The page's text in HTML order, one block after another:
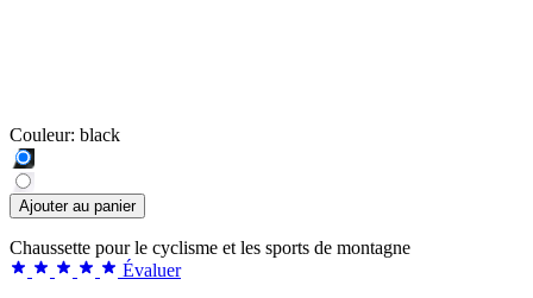
Couleur: black
Ajouter au panier
Chaussette pour le cyclisme et les sports de montagne
Évaluer